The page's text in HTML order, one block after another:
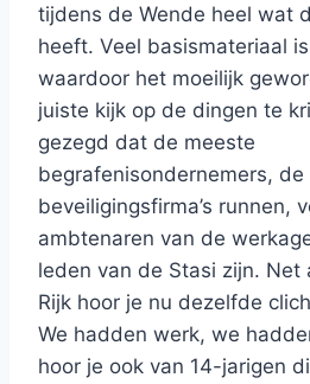
tijdens de Wende heel wat
heeft. Veel basismateriaal
waardoor het moeilijk
juiste kijk op de dingen te
gezegd dat de meeste
begrafenisondernemers, de
beveiligingsfirma’s runnen,
ambtenaren van de
leden van de Stasi zijn. Net
Rijk hoor je nu dezelfde
We hadden werk, we
hoor je ook van 14-jarigen